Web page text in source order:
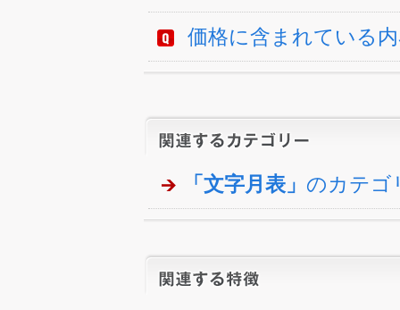
価格に含まれている
「文字月表」 のカテゴ